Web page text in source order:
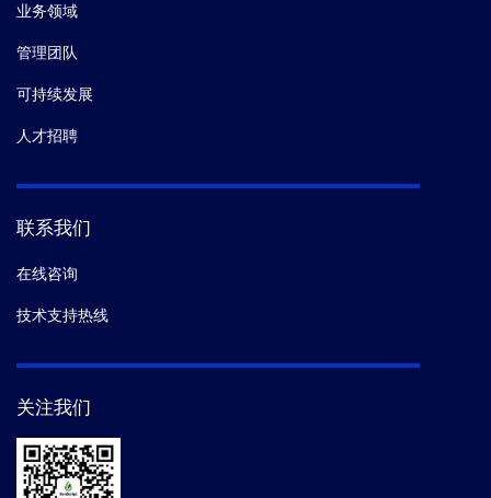
业务领域
管理团队
可持续发展
人才招聘
联系我们
在线咨询
技术支持热线
关注我们